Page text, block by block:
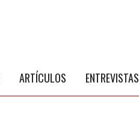
ARTÍCULOS ENTREVISTAS